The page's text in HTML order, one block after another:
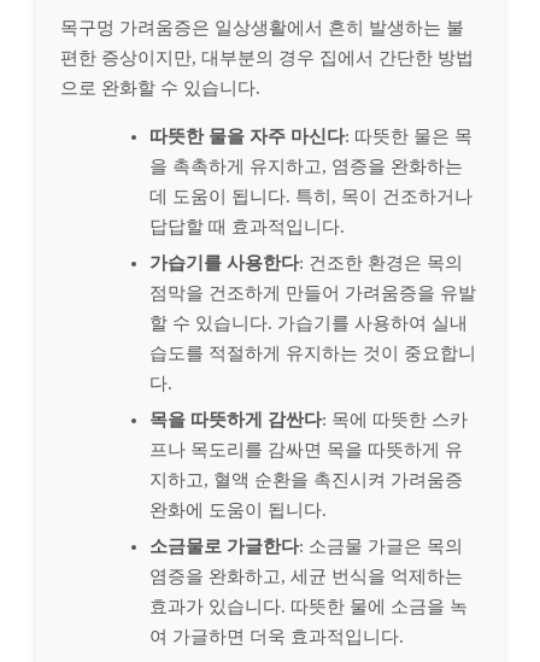
목구멍 가려움증은 일상생활에서 흔히 발생하는 불
편한 증상이지만, 대부분의 경우 집에서 간단한 방법
으로 완화할 수 있습니다.
따뜻한 물을 자주 마신다: 따뜻한 물은 목
을 촉촉하게 유지하고, 염증을 완화하는
데 도움이 됩니다. 특히, 목이 건조하거나
답답할 때 효과적입니다.
가습기를 사용한다: 건조한 환경은 목의
점막을 건조하게 만들어 가려움증을 유발
할 수 있습니다. 가습기를 사용하여 실내
습도를 적절하게 유지하는 것이 중요합니
다.
목을 따뜻하게 감싼다: 목에 따뜻한 스카
프나 목도리를 감싸면 목을 따뜻하게 유
지하고, 혈액 순환을 촉진시켜 가려움증
완화에 도움이 됩니다.
소금물로 가글한다: 소금물 가글은 목의
염증을 완화하고, 세균 번식을 억제하는
효과가 있습니다. 따뜻한 물에 소금을 녹
여 가글하면 더욱 효과적입니다.